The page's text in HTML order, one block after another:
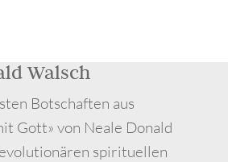
Walsch
Botschaften aus
Gott» von Neale Donald
spirituellen